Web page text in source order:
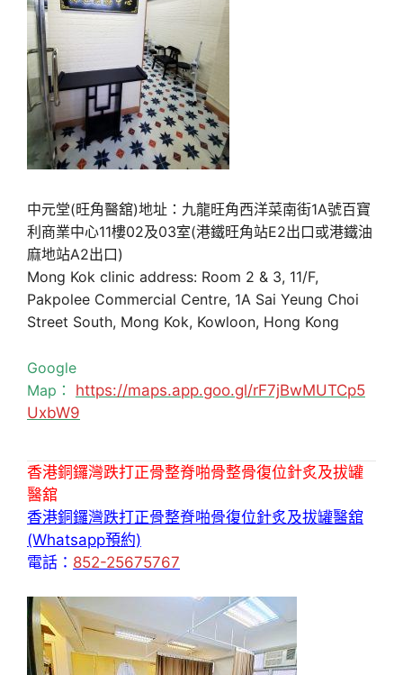
中元堂(旺角醫舘)地址：九龍旺角西洋菜南街1A號百寶
利商業中心11樓02及03室(港鐵旺角站E2出口或港鐵油
麻地站A2出口)
Mong Kok clinic address: Room 2 & 3, 11/F,
Pakpolee Commercial Centre, 1A Sai Yeung Choi
Street South, Mong Kok, Kowloon, Hong Kong
Google
Map： https://maps.app.goo.gl/rF7jBwMUTCp5
UxbW9
香港銅鑼灣跌打正骨整脊啪骨整骨復位針炙及拔罐
醫舘
香港銅鑼灣跌打正骨整脊啪骨復位針炙及拔罐醫舘
(Whatsapp預約)
電話： 852-25675767